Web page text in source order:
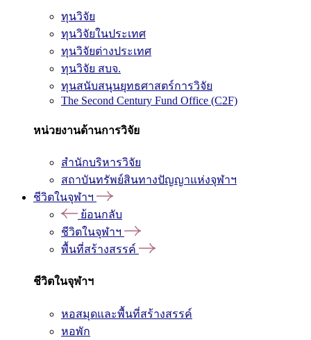
ทุนวิจัย
ทุนวิจัยในประเทศ
ทุนวิจัยต่างประเทศ
ทุนวิจัย สบจ.
ทุนสนับสนุนยุทธศาสตร์การวิจัย
The Second Century Fund Office (C2F)
หน่วยงานด้านการวิจัย
สำนักบริหารวิจัย
สถาบันทรัพย์สินทางปัญญาแห่งจุฬาฯ
ชีวิตในจุฬาฯ
ย้อนกลับ
ชีวิตในจุฬาฯ
พื้นที่สร้างสรรค์
ชีวิตในจุฬาฯ
หอสมุดและพื้นที่สร้างสรรค์
หอพัก